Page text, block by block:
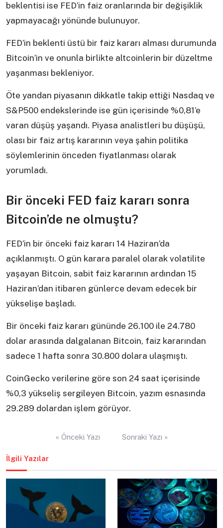
beklentisi ise FED’in faiz oranlarında bir değişiklik
yapmayacağı yönünde bulunuyor.
FED’in beklenti üstü bir faiz kararı alması durumunda
Bitcoin’in ve onunla birlikte altcoinlerin bir düzeltme
yaşanması bekleniyor.
Öte yandan piyasanın dikkatle takip ettiği Nasdaq ve
S&P500 endekslerinde ise gün içerisinde %0,81’e
varan düşüş yaşandı. Piyasa analistleri bu düşüşü,
olası bir faiz artış kararının veya şahin politika
söylemlerinin önceden fiyatlanması olarak
yorumladı.
Bir önceki FED faiz kararı sonra
Bitcoin’de ne olmuştu?
FED’in bir önceki faiz kararı 14 Haziran’da
açıklanmıştı. O gün karara paralel olarak volatilite
yaşayan Bitcoin, sabit faiz kararının ardından 15
Haziran’dan itibaren günlerce devam edecek bir
yükselişe başladı.
Bir önceki faiz kararı gününde 26.100 ile 24.780
dolar arasında dalgalanan Bitcoin, faiz kararından
sadece 1 hafta sonra 30.800 dolara ulaşmıştı.
CoinGecko verilerine göre son 24 saat içerisinde
%0,3 yükseliş sergileyen Bitcoin, yazım esnasında
29.289 dolardan işlem görüyor.
« Önceki Yazı Sonraki Yazı »
İlgili Yazılar